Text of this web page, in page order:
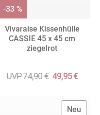
Vivaraise Kissenhülle
CASSIE 45 x 45 cm
ziegelrot
UVP 74,90 € 49,95 €
-33 %
Neu